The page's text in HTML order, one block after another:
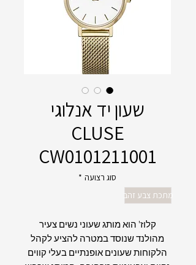
שעון יד ‏אנלוגי
CLUSE
CW0101211001
סוג רצועה *
מתכת צבע זהב
קלוז' הוא מותג שעוני נשים צעיר
מהולנד שנוסד במטרה להציע לקהל
הלקוחות שעונים אופנתיים בעלי קווים